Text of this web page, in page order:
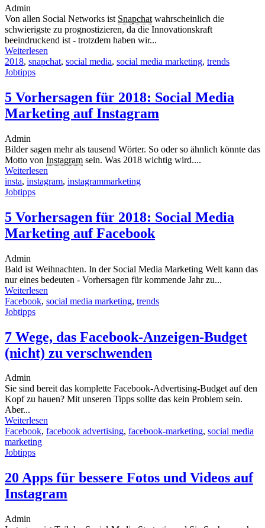
Admin
Von allen Social Networks ist Snapchat wahrscheinlich die
schwierigste zu prognostizieren, da die Innovationskraft
beeindruckend ist - trotzdem haben wir...
Weiterlesen
2018, snapchat, social media, social media marketing, trends
Jobtipps
5 Vorhersagen für 2018: Social Media
Marketing auf Instagram
Admin
Bilder sagen mehr als tausend Wörter. So oder so ähnlich könnte das
Motto von Instagram sein. Was 2018 wichtig wird....
Weiterlesen
insta, instagram, instagrammarketing
Jobtipps
5 Vorhersagen für 2018: Social Media
Marketing auf Facebook
Admin
Bald ist Weihnachten. In der Social Media Marketing Welt kann das
nur eines bedeuten - Vorhersagen für kommende Jahr zu...
Weiterlesen
Facebook, social media marketing, trends
Jobtipps
7 Wege, das Facebook-Anzeigen-Budget
(nicht) zu verschwenden
Admin
Sie sind bereit das komplette Facebook-Advertising-Budget auf den
Kopf zu hauen? Mit unseren Tipps sollte das kein Problem sein.
Aber...
Weiterlesen
Facebook, facebook advertising, facebook-marketing, social media
marketing
Jobtipps
20 Apps für bessere Fotos und Videos auf
Instagram
Admin